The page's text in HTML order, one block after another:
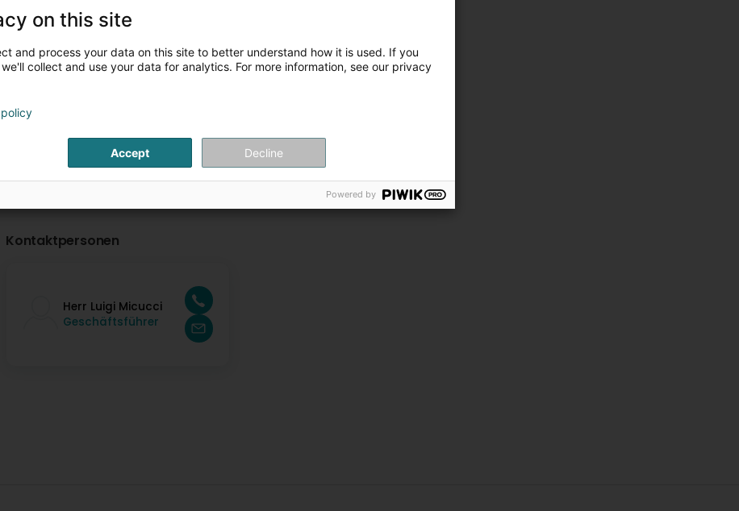
Kontaktpersonen
Herr Luigi Micucci
Geschäftsführer
on this site
and process your data on this site to better understand how it is used. If you
collect and use your data for analytics. For more information, see our privacy
Accept Decline
Powered by